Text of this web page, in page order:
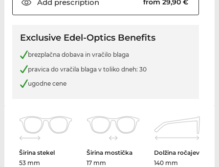
Add prescription from 29,90 €
Exclusive Edel-Optics Benefits
brezplačna dobava in vračilo blaga
pravica do vračila blaga v toliko dneh: 30
ugodne cene
Širina stekel
53 mm
Širina mostička
17 mm
Dolžina ročajev
140 mm